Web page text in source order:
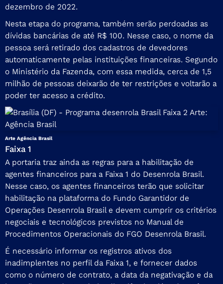
dezembro de 2022.
Nesta etapa do programa, também serão perdoadas as
dívidas bancárias de até R$ 100. Nesse caso, o nome da
pessoa será retirado dos cadastros de devedores
automaticamente pelas instituições financeiras. Segundo
o Ministério da Fazenda, com essa medida, cerca de 1,5
milhão de pessoas deixarão de ter restrições e voltarão a
poder ter acesso a crédito.
Arte Agência Brasil
Faixa 1
A portaria traz ainda as regras para a habilitação de
agentes financeiros para a Faixa 1 do Desenrola Brasil.
Nesse caso, os agentes financeiros terão que solicitar
habilitação na plataforma do Fundo Garantidor de
Operações Desenrola Brasil e devem cumprir os critérios
negociais e tecnológicos previstos no Manual de
Procedimentos Operacionais do FGO Desenrola Brasil.
É necessário informar os registros ativos dos
inadimplentes no perfil da Faixa 1, e fornecer dados
como o número de contrato, a data da negativação e da